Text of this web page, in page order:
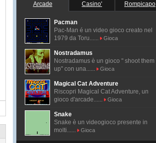
Arcade Casino' Rompicapo
Pacman
Pac-Man é un video gioco creato nel
1979 da Toru......
Gioca
Nostradamus
Nostradamus è un gioco " shoot them
up" con una......
Gioca
Magical Cat Adventure
Riscopri Magical Cat Adventure, un
gioco d'arcade......
Gioca
Snake
Snake è un videogioco presente in
molti......
Gioca